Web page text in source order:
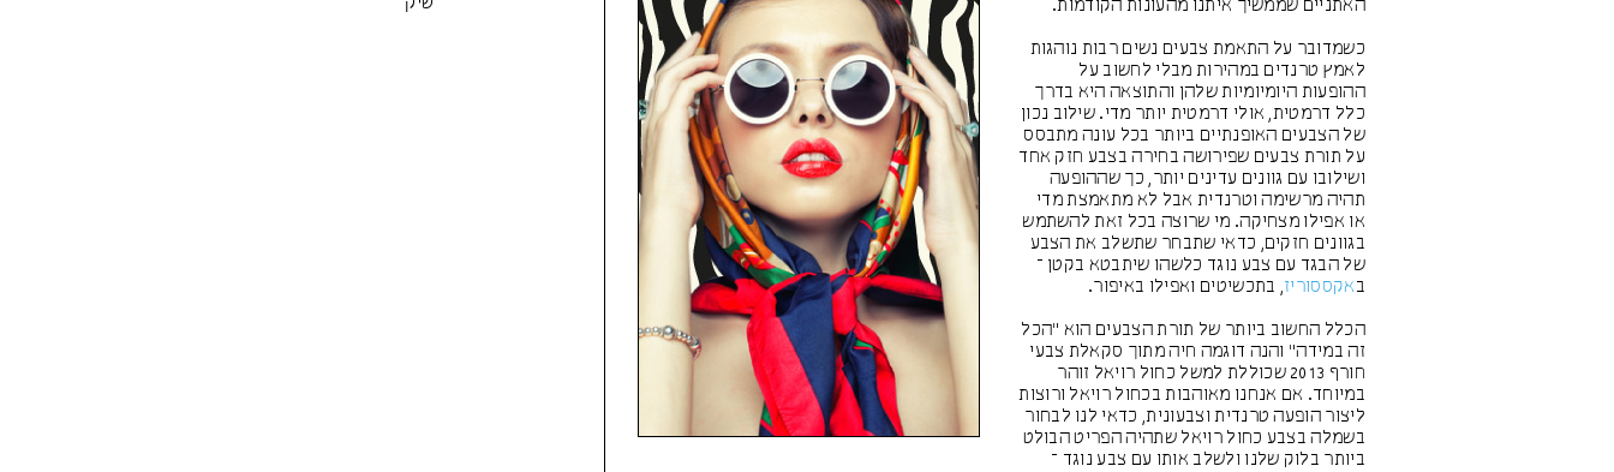
האתניים שממשיך איתנו מהעונות הקודמות.
כשמדובר על התאמת צבעים נשים רבות נוהגות
לאמץ טרנדים במהירות מבלי לחשוב על
ההופעות היומיומיות שלהן והתוצאה היא בדרך
כלל דרמטית, אולי דרמטית יותר מדי. שילוב נכון
של הצבעים האופנתיים ביותר בכל עונה מתבסס
על תורת צבעים שפירושה בחירה בצבע חזק אחד
ושילובו עם גוונים עדינים יותר, כך שההופעה
תהיה מרשימה וטרנדית אבל לא מתאמצת מדי
או אפילו מצחיקה. מי שרוצה בכל זאת להשתמש
בגוונים חזקים, כדאי שתבחר שתשלב את הצבע
של הבגד עם צבע נוגד כלשהו שיתבטא בקטן –
ב אקססוריז, בתכשיטים ואפילו באיפור.
הכלל החשוב ביותר של תורת הצבעים הוא "הכל
זה במידה" והנה דוגמה חיה מתוך סקאלת צבעי
חורף 2013 שכוללת למשל כחול רויאל זוהר
במיוחד. אם אנחנו מאוהבות בכחול רויאל ורוצות
ליצור הופעה טרנדית וצבעונית, כדאי לנו לבחור
בשמלה בצבע כחול רויאל שתהיה הפריט הבולט
ביותר בלוק שלנו ולשלב אותו עם צבע נוגד –